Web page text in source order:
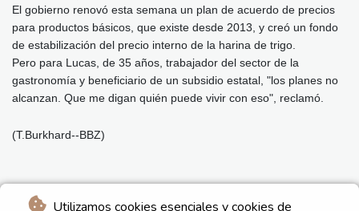
Utilizamos cookies esenciales y cookies de
El gobierno renovó esta semana un plan de acuerdo de precios
para productos básicos, que existe desde 2013, y creó un fondo
de estabilización del precio interno de la harina de trigo.
Pero para Lucas, de 35 años, trabajador del sector de la
gastronomía y beneficiario de un subsidio estatal, "los planes no
alcanzan. Que me digan quién puede vivir con eso", reclamó.
(T.Burkhard--BBZ)